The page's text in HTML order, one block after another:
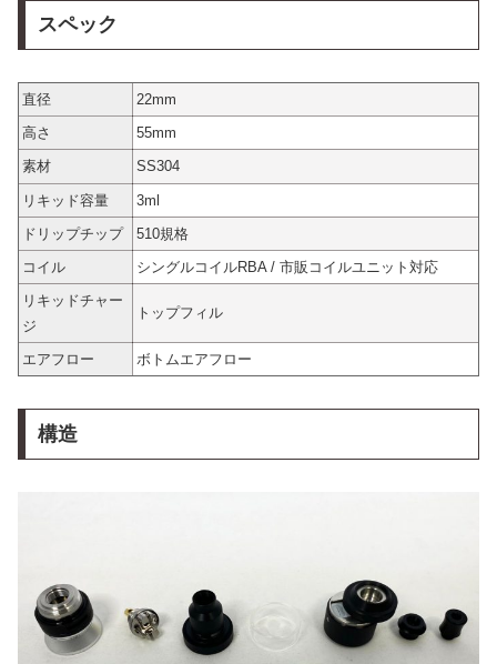
スペック
直径
22mm
高さ
55mm
素材
SS304
リキッド容量
3ml
ドリップチップ
510規格
コイル
シングルコイルRBA / 市販コイルユニット対応
リキッドチャー
ジ
トップフィル
エアフロー ボトムエアフロー
構造